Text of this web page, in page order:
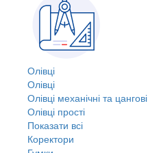
Олівці
Олівці
Олівці механічні та цангові
Олівці прості
Показати всі
Коректори